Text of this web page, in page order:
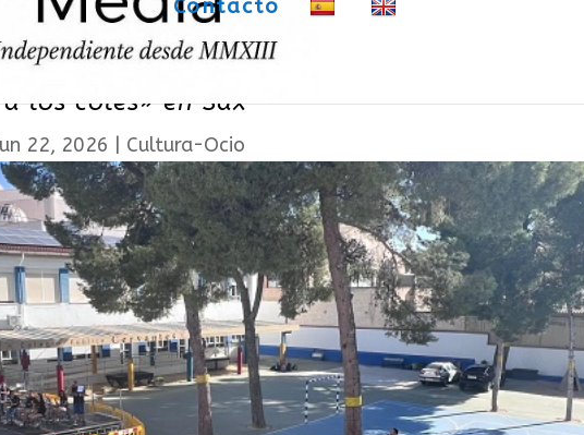
Contacto
conquista las aulas: Éxito de la campaña «La
los coles» en Sax
22, 2026 Cultura-Ocio